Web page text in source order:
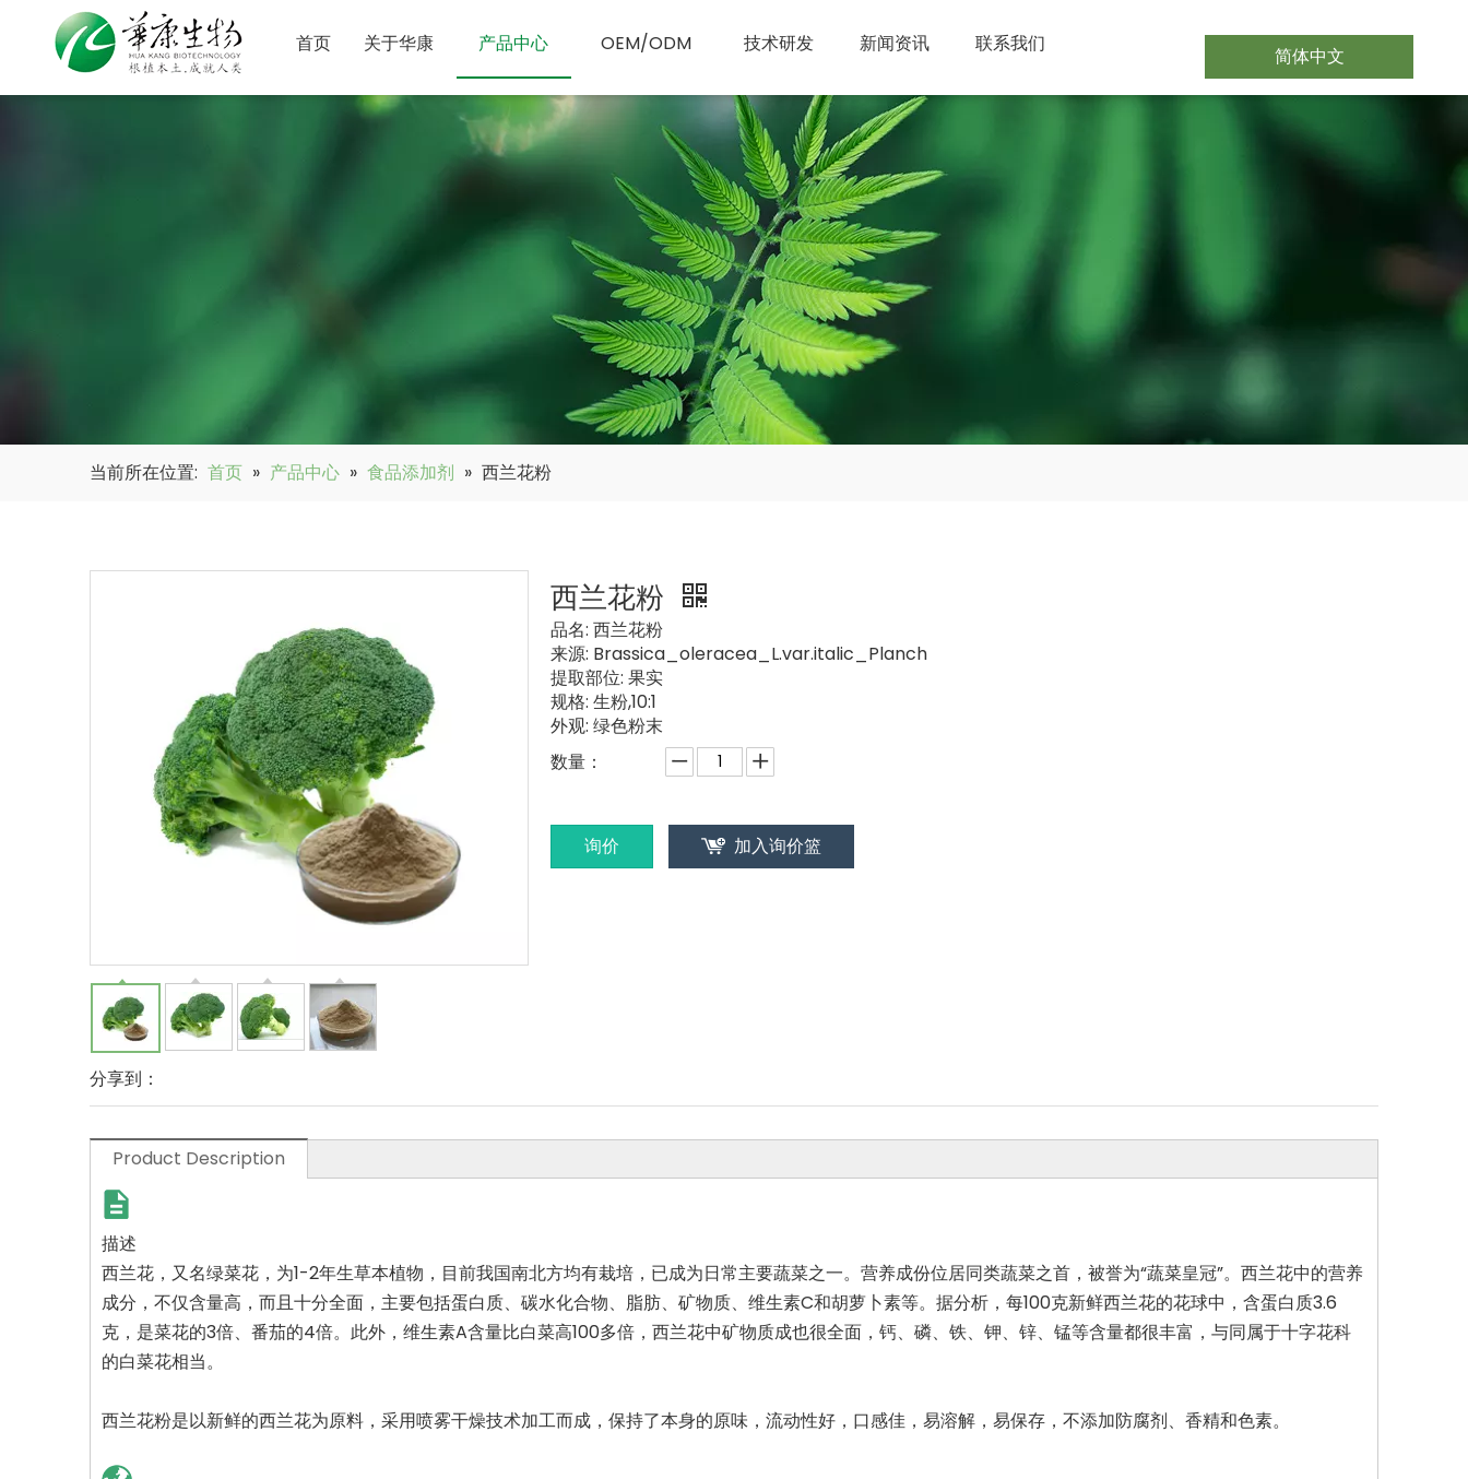
首页 关于华康 产品中心 OEM/ODM 技术研发 新闻资讯 联系我们
简体中文
当前所在位置: 首页 » 产品中心 » 食品添加剂 » 西兰花粉
分享到：
西兰花粉
品名: 西兰花粉
来源: Brassica_oleracea_L.var.italic_Planch
提取部位: 果实
规格: 生粉,10:1
外观: 绿色粉末
数量：
询价 加入询价篮
Product Description
描述
西兰花，又名绿菜花，为1-2年生草本植物，目前我国南北方均有栽培，已成为日常主要蔬菜之一。营养成份位居同类蔬菜之首，被誉为“蔬菜皇冠”。西兰花中的营养
成分，不仅含量高，而且十分全面，主要包括蛋白质、碳水化合物、脂肪、矿物质、维生素C和胡萝卜素等。据分析，每100克新鲜西兰花的花球中，含蛋白质3.6
克，是菜花的3倍、番茄的4倍。此外，维生素A含量比白菜高100多倍，西兰花中矿物质成也很全面，钙、磷、铁、钾、锌、锰等含量都很丰富，与同属于十字花科
的白菜花相当。
西兰花粉是以新鲜的西兰花为原料，采用喷雾干燥技术加工而成，保持了本身的原味，流动性好，口感佳，易溶解，易保存，不添加防腐剂、香精和色素。